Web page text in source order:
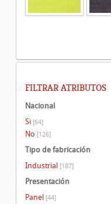
FILTRAR ATRIBUTOS
Nacional
Si [64]
No [126]
Tipo de fabricación
Industrial [187]
Presentación
Panel [44]